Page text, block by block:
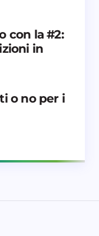
con la #2:
in
o no per i